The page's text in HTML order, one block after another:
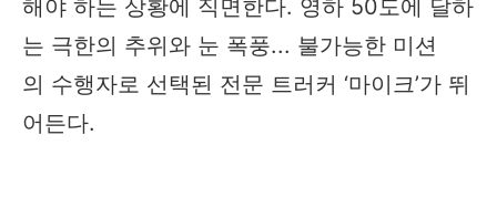
해야 하는 상황에 직면한다. 영하 50도에 달하
는 극한의 추위와 눈 폭풍... 불가능한 미션
의 수행자로 선택된 전문 트러커 ‘마이크’가 뛰
어든다.